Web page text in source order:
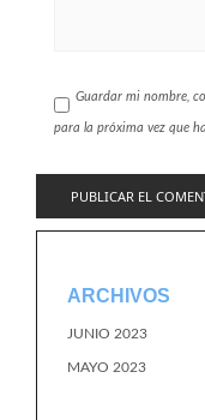
Guardar mi nombre,
para la próxima vez que
ARCHIVOS
JUNIO 2023
MAYO 2023